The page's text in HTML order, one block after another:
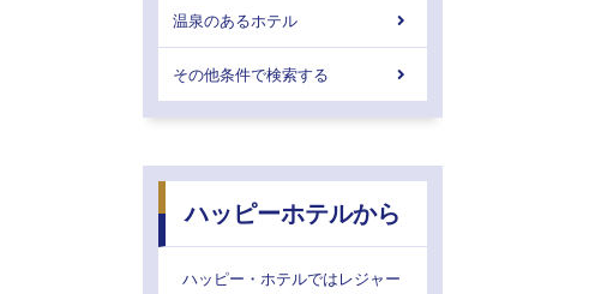
温泉のあるホテル
その他条件で検索する
ハッピーホテルから
ハッピー・ホテルではレジャー